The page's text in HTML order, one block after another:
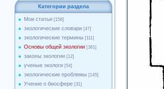
Категории раздела
Мои статьи [156]
экологические словари [47]
экологические термины [111]
Основы общей экологии [361]
законы экологии [12]
ученые экологи [54]
экологические проблемы [145]
Учение о биосфере [31]